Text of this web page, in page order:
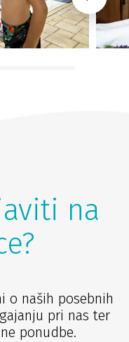
na
o naših posebnih
pri nas ter
ponudbe.